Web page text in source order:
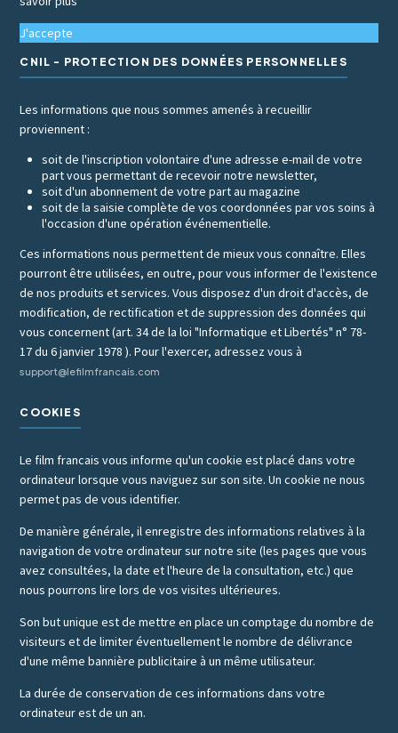
J'accepte
CNIL - PROTECTION DES DONNÉES PERSONNELLES
Les informations que nous sommes amenés à recueillir
proviennent :
soit de l'inscription volontaire d'une adresse e-mail de votre
part vous permettant de recevoir notre newsletter,
soit d'un abonnement de votre part au magazine
soit de la saisie complète de vos coordonnées par vos soins à
l'occasion d'une opération événementielle.
Ces informations nous permettent de mieux vous connaître. Elles
pourront être utilisées, en outre, pour vous informer de l'existence
de nos produits et services. Vous disposez d'un droit d'accès, de
modification, de rectification et de suppression des données qui
vous concernent (art. 34 de la loi "Informatique et Libertés" n° 78-
17 du 6 janvier 1978 ). Pour l'exercer, adressez vous à
support@lefilmfrancais.com
COOKIES
Le film francais vous informe qu'un cookie est placé dans votre
ordinateur lorsque vous naviguez sur son site. Un cookie ne nous
permet pas de vous identifier.
De manière générale, il enregistre des informations relatives à la
navigation de votre ordinateur sur notre site (les pages que vous
avez consultées, la date et l'heure de la consultation, etc.) que
nous pourrons lire lors de vos visites ultérieures.
Son but unique est de mettre en place un comptage du nombre de
visiteurs et de limiter éventuellement le nombre de délivrance
d'une même bannière publicitaire à un même utilisateur.
La durée de conservation de ces informations dans votre
ordinateur est de un an.